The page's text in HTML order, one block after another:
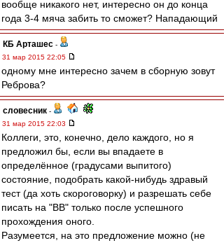
вообще никакого нет, интересно он до конца
года 3-4 мяча забить то сможет? Нападающий
КБ Арташес -
31 мар 2015 22:05
одному мне интересно зачем в сборную зовут
Реброва?
словесник -
31 мар 2015 22:03
Коллеги, это, конечно, дело каждого, но я
предложил бы, если вы впадаете в
определённое (градусами выпитого)
состояние, подобрать какой-нибудь здравый
тест (да хоть скороговорку) и разрешать себе
писать на "ВВ" только после успешного
прохождения оного.
Разумеется, на это предложение можно (не